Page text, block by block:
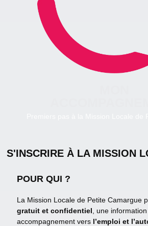
Premiers pas à la Mission Locale de
S'INSCRIRE À LA MISSION
POUR QUI ?
La Mission Locale de Petite Camargue
gratuit et confidentiel , une
accompagnement vers l’emploi et